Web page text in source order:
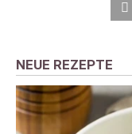
NEUE REZEPTE